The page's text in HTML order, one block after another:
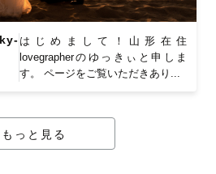
はじめまして！山形在住
lovegrapherのゆっきぃと申しま
す。 ページをご覧いただきあり...
もっと見る